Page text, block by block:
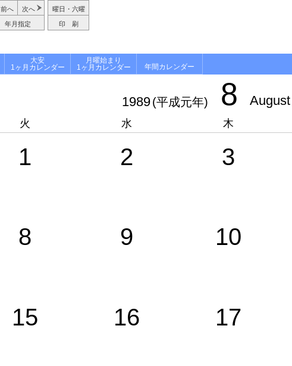
前へ 次へ
年月指定
曜日・六曜
印 刷
大安
1ヶ月カレンダー
月曜始まり
1ヶ月カレンダー
年間カレンダー
1989(平成元年) 8 August
火 水 木
1 2 3
8 9 10
15 16 17